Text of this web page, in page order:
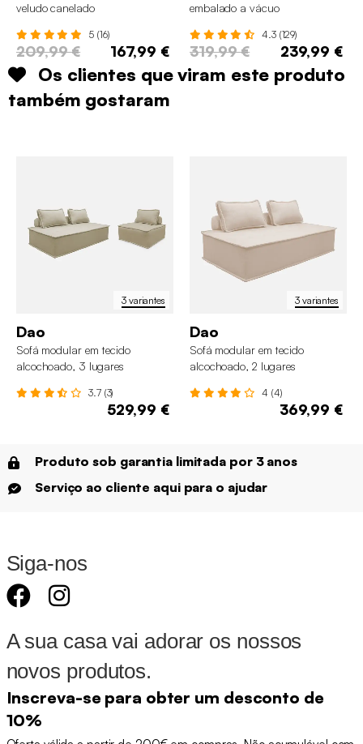
veludo canelado
5 (16)
209,99 € 167,99 €
embalado a vácuo
4.3 (129)
319,99 € 239,99 €
Os clientes que viram este produto
também gostaram
3 variantes
Dao
Sofá modular em tecido
alcochoado, 3 lugares
3.7 (3)
529,99 €
3 variantes
Dao
Sofá modular em tecido
alcochoado, 2 lugares
4 (4)
369,99 €
Produto sob garantia limitada por 3 anos
Serviço ao cliente aqui para o ajudar
Siga-nos
A sua casa vai adorar os nossos
novos produtos.
Inscreva-se para obter um desconto de
10%